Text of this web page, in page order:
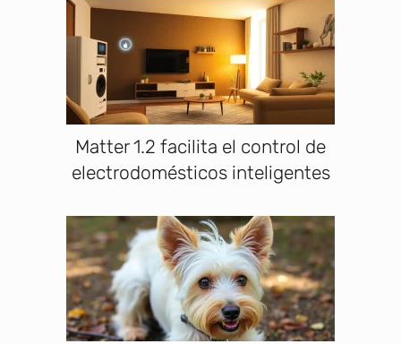
Matter 1.2 facilita el control de
electrodomésticos inteligentes